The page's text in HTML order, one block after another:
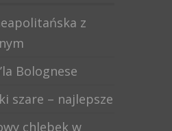
z
Bolognese
szare – najlepsze
chlebek w